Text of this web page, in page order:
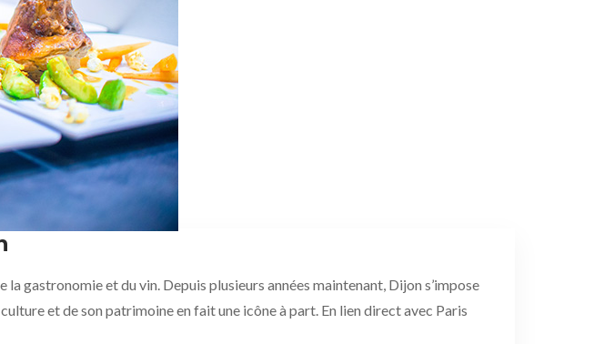
gastronomie et du vin. Depuis plusieurs années maintenant, Dijon s’impose
et de son patrimoine en fait une icône à part. En lien direct avec Paris